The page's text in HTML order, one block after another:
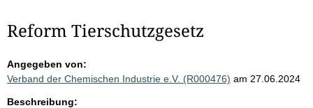
Reform Tierschutzgesetz
Angegeben von:
Verband der Chemischen Industrie e.V. (R000476) am 27.06.2024
Beschreibung: